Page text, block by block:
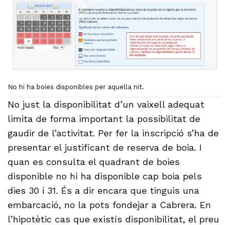
No hi ha boies disponibles per aquella nit.
No just la disponibilitat d’un vaixell adequat
limita de forma important la possibilitat de
gaudir de l’activitat. Per fer la inscripció s’ha de
presentar el justificant de reserva de boia. I
quan es consulta el quadrant de boies
disponible no hi ha disponible cap boia pels
dies 30 i 31. És a dir encara que tinguis una
embarcació, no la pots fondejar a Cabrera. En
l’hipotètic cas que existís disponibilitat, el preu